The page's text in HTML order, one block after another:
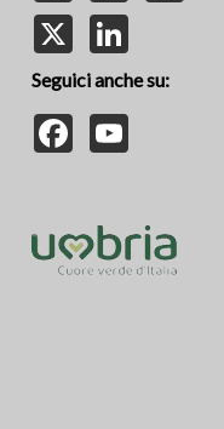
Seguici anche su:
Facebook